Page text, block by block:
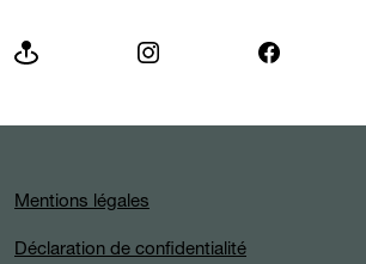
Mentions légales
Déclaration de confidentialité